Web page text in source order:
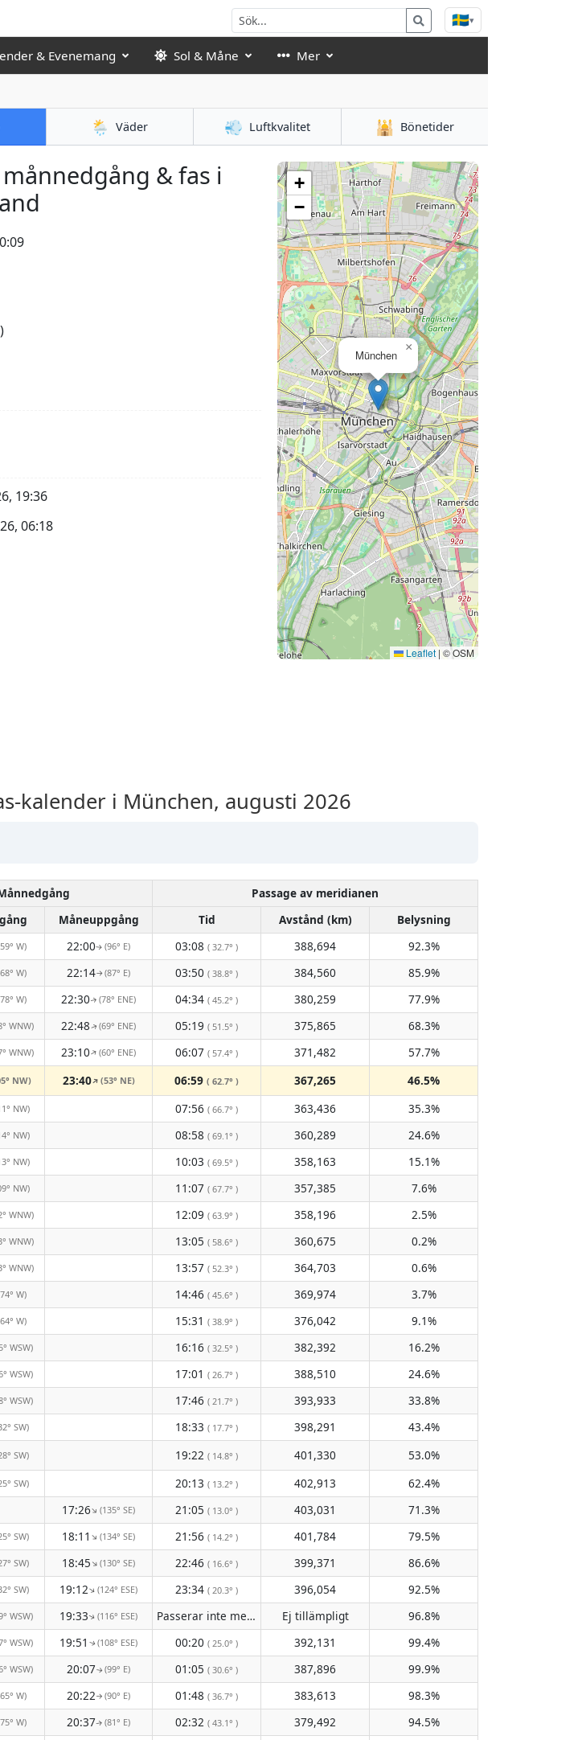
🇸🇪▾
& Evenemang Sol & Måne Mer
🌦️ Väder 💨 Luftkvalitet 🕌 Bönetider
& fas i
19:36
06:18
München
×
+
−
Leaflet | © OSM
kalender i München, augusti 2026
Passage av meridianen
Måneuppgång Tid Avstånd (km)
Belysning
W) 22:00↑(96° E) 03:08 ( 32.7° ) 388,694
92.3%
W) 22:14↑(87° E) 03:50 ( 38.8° ) 384,560
85.9%
W) 22:30↑(78° ENE) 04:34 ( 45.2° ) 380,259
77.9%
WNW) 22:48↑(69° ENE) 05:19 ( 51.5° ) 375,865
68.3%
WNW) 23:10↑(60° ENE) 06:07 ( 57.4° ) 371,482
57.7%
NW) 23:40↑(53° NE) 06:59 ( 62.7° ) 367,265
46.5%
NW) 07:56 ( 66.7° ) 363,436
35.3%
NW) 08:58 ( 69.1° ) 360,289
24.6%
NW) 10:03 ( 69.5° ) 358,163
15.1%
NW) 11:07 ( 67.7° ) 357,385
7.6%
WNW) 12:09 ( 63.9° ) 358,196
2.5%
WNW) 13:05 ( 58.6° ) 360,675
0.2%
WNW) 13:57 ( 52.3° ) 364,703
0.6%
W) 14:46 ( 45.6° ) 369,974
3.7%
W) 15:31 ( 38.9° ) 376,042
9.1%
WSW) 16:16 ( 32.5° ) 382,392
16.2%
WSW) 17:01 ( 26.7° ) 388,510
24.6%
WSW) 17:46 ( 21.7° ) 393,933
33.8%
SW) 18:33 ( 17.7° ) 398,291
43.4%
SW) 19:22 ( 14.8° ) 401,330
53.0%
SW) 20:13 ( 13.2° ) 402,913
62.4%
17:26↑(135° SE) 21:05 ( 13.0° ) 403,031
71.3%
SW) 18:11↑(134° SE) 21:56 ( 14.2° ) 401,784
79.5%
SW) 18:45↑(130° SE) 22:46 ( 16.6° ) 399,371
86.6%
SW) 19:12↑(124° ESE) 23:34 ( 20.3° ) 396,054
92.5%
WSW) 19:33↑(116° ESE) Passerar inte meridianen ( Ej tillämpligt )
Ej tillämpligt
96.8%
WSW) 19:51 ↑(108° ESE) 00:20 ( 25.0° ) 392,131
99.4%
WSW) 20:07↑(99° E) 01:05 ( 30.6° ) 387,896
99.9%
W) 20:22↑ (90° E) 01:48 ( 36.7° ) 383,613
98.3%
W) 20:37↑(81° E) 02:32 ( 43.1° ) 379,492
94.5%